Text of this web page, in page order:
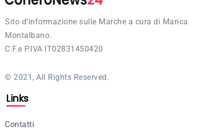
Sito d’informazione sulle Marche a cura di Marica
Montalbano.
C.F.e P.IVA IT02831450420
© 2021, All Rights Reserved.
Links
Contatti